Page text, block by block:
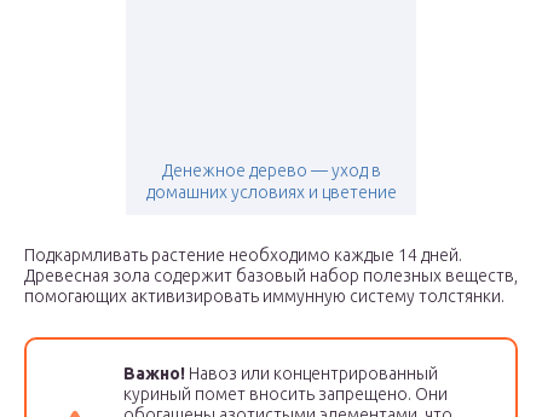
Денежное дерево — уход в
домашних условиях и цветение
Подкармливать растение необходимо каждые 14 дней.
Древесная зола содержит базовый набор полезных веществ,
помогающих активизировать иммунную систему толстянки.
Важно! Навоз или концентрированный
куриный помет вносить запрещено. Они